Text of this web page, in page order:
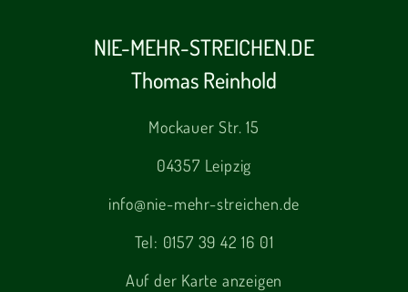
NIE-MEHR-STREICHEN.DE
Thomas Reinhold
Mockauer Str. 15
04357 Leipzig
info@nie-mehr-streichen.de
Tel: 0157 39 42 16 01
Auf der Karte anzeigen